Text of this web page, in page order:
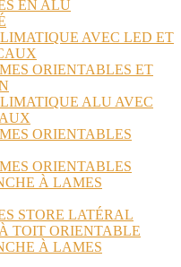
EN ALU
AVEC LED ET
ORIENTABLES ET
ALU AVEC
ORIENTABLES
ORIENTABLES
À LAMES
STORE LATÉRAL
TOIT ORIENTABLE
À LAMES